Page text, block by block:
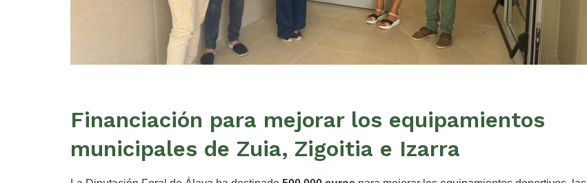
Financiación para mejorar los equipamientos
municipales de Zuia, Zigoitia e Izarra